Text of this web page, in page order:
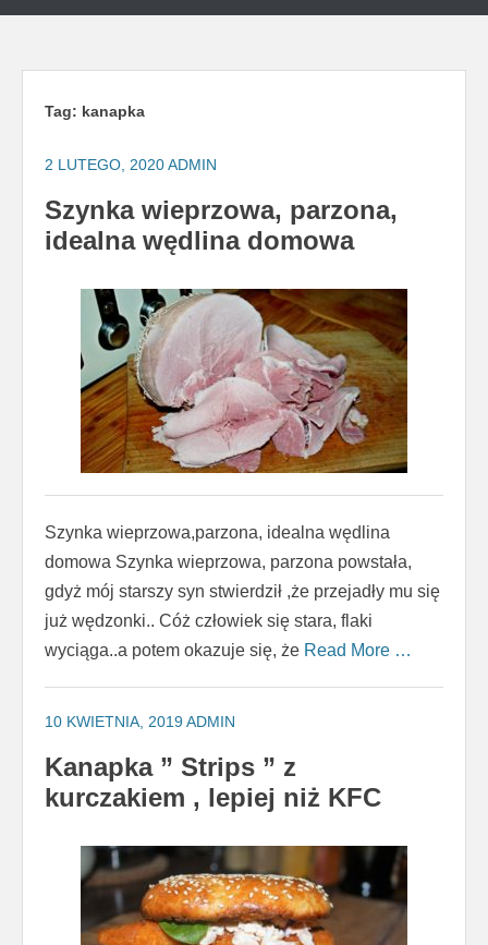
Tag: kanapka
2 LUTEGO, 2020ADMIN
Szynka wieprzowa, parzona,
idealna wędlina domowa
Szynka wieprzowa,parzona, idealna wędlina
domowa Szynka wieprzowa, parzona powstała,
gdyż mój starszy syn stwierdził ,że przejadły mu się
już wędzonki.. Cóż człowiek się stara, flaki
wyciąga..a potem okazuje się, że Read More …
10 KWIETNIA, 2019ADMIN
Kanapka ” Strips ” z
kurczakiem , lepiej niż KFC